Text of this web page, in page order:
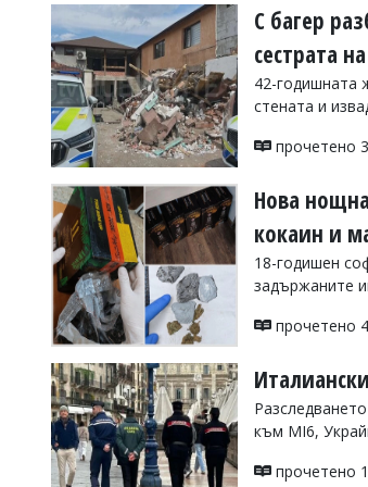
читателите
редакцията
отговорност
откриете
обиден
коментар,
сигнализирайте
С багер
сестрата
42-годишната
стената и
прочетено
Нова
кокаин и
18-годишен
задържаните
прочетено
към MI6,
прочетено